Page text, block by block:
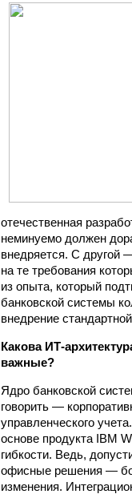
отечественная
неминуемо должен
внедряется. С другой
на те требования
из опыта, который
банковской системы
внедрение
Какова ИТ-
важные?
Ядро банковской
говорить —
управленческого
основе продукта IBM
гибкости. Ведь,
офисные решения —
изменения.